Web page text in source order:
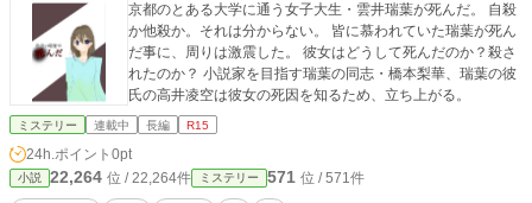
京都のとある大学に通う女子大生・雲井瑞葉が死んだ。 自殺
か他殺か。それは分からない。 皆に慕われていた瑞葉が死ん
だ事に、周りは激震した。 彼女はどうして死んだのか？殺さ
れたのか？ 小説家を目指す瑞葉の同志・橋本梨華、瑞葉の彼
氏の高井凌空は彼女の死因を知るため、立ち上がる。
ミステリー 連載中 長編 R15
24h.ポイント 0pt
小説 22,264 位 / 22,264件 ミステリー 571 位 / 571件